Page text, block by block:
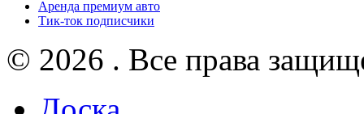
Аренда премиум авто
Тик-ток подписчики
© 2026 . Все права